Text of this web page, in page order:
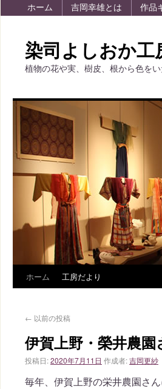
ホーム 吉岡幸雄とは 作品
染司よしおか工
植物の花や実、樹皮、根から色を
ホーム 工房だより
← 以前の投稿
伊賀上野・榮井農園
投稿日:2020年7月11日 作成者:吉岡更紗
毎年、伊賀上野の栄井農園さ